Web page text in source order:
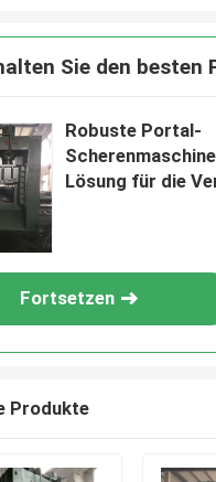
Sie den besten
Robuste Portal-
Lösung für die
Fortsetzen
Produkte